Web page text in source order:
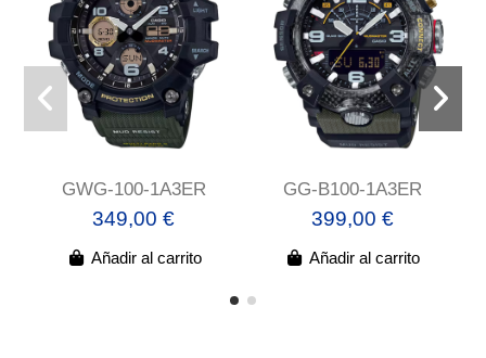
GWG-100-1A3ER
349,00 €
Añadir al carrito
GG-B100-1A3ER
399,00 €
Añadir al carrito